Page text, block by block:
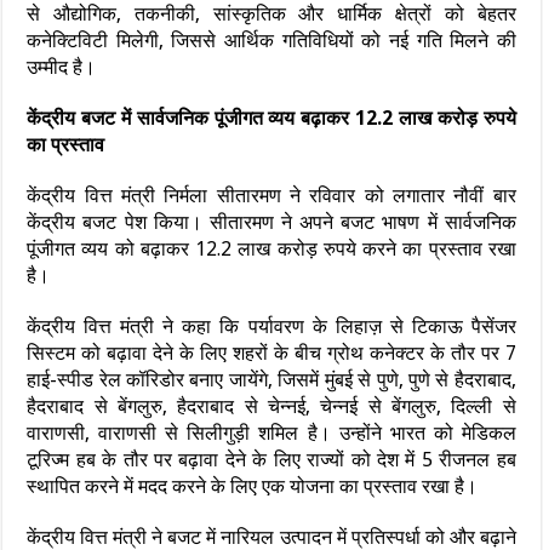
से औद्योगिक, तकनीकी, सांस्कृतिक और धार्मिक क्षेत्रों को बेहतर
कनेक्टिविटी मिलेगी, जिससे आर्थिक गतिविधियों को नई गति मिलने की
उम्मीद है।
केंद्रीय बजट में सार्वजनिक पूंजीगत व्यय बढ़ाकर 12.2 लाख करोड़ रुपये
का प्रस्ताव
केंद्रीय वित्त मंत्री निर्मला सीतारमण ने रविवार को लगातार नौवीं बार
केंद्रीय बजट पेश किया। सीतारमण ने अपने बजट भाषण में सार्वजनिक
पूंजीगत व्यय को बढ़ाकर 12.2 लाख करोड़ रुपये करने का प्रस्ताव रखा
है।
केंद्रीय वित्त मंत्री ने कहा कि पर्यावरण के लिहाज़ से टिकाऊ पैसेंजर
सिस्टम को बढ़ावा देने के लिए शहरों के बीच ग्रोथ कनेक्टर के तौर पर 7
हाई-स्पीड रेल कॉरिडोर बनाए जायेंगे, जिसमें मुंबई से पुणे, पुणे से हैदराबाद,
हैदराबाद से बेंगलुरु, हैदराबाद से चेन्नई, चेन्नई से बेंगलुरु, दिल्ली से
वाराणसी, वाराणसी से सिलीगुड़ी शमिल है। उन्होंने भारत को मेडिकल
टूरिज्म हब के तौर पर बढ़ावा देने के लिए राज्यों को देश में 5 रीजनल हब
स्थापित करने में मदद करने के लिए एक योजना का प्रस्ताव रखा है।
केंद्रीय वित्त मंत्री ने बजट में नारियल उत्पादन में प्रतिस्पर्धा को और बढ़ाने